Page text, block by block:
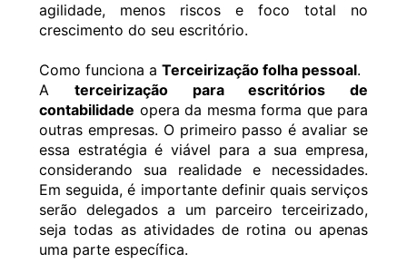
agilidade, menos riscos e foco total no
crescimento do seu escritório.
Como funciona a Terceirização folha pessoal.
A terceirização para escritórios de
contabilidade opera da mesma forma que para
outras empresas. O primeiro passo é avaliar se
essa estratégia é viável para a sua empresa,
considerando sua realidade e necessidades.
Em seguida, é importante definir quais serviços
serão delegados a um parceiro terceirizado,
seja todas as atividades de rotina ou apenas
uma parte específica.